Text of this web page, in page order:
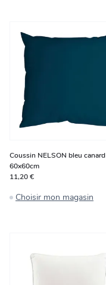
Coussin NELSON bleu canard
60x60cm
11,20 €
Choisir mon magasin